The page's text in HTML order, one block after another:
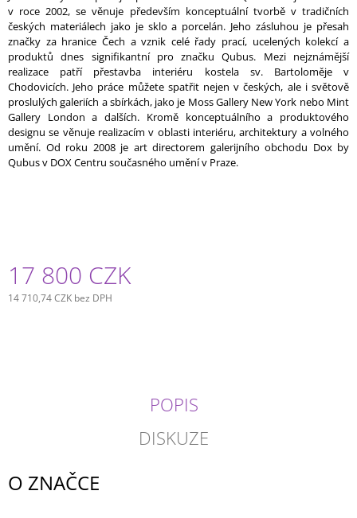
v roce 2002, se věnuje především konceptuální tvorbě v tradičních
českých materiálech jako je sklo a porcelán. Jeho zásluhou je přesah
značky za hranice Čech a vznik celé řady prací, ucelených kolekcí a
produktů dnes signifikantní pro značku Qubus. Mezi nejznámější
realizace patří přestavba interiéru kostela sv. Bartoloměje v
Chodovicích. Jeho práce můžete spatřit nejen v českých, ale i světově
proslulých galeriích a sbírkách, jako je Moss Gallery New York nebo Mint
Gallery London a dalších. Kromě konceptuálního a produktového
designu se věnuje realizacím v oblasti interiéru, architektury a volného
umění. Od roku 2008 je art directorem galerijního obchodu Dox by
Qubus v DOX Centru současného umění v Praze.
17 800 CZK
14 710,74 CZK bez DPH
POPIS
DISKUZE
O ZNAČCE